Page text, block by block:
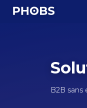
Homepage
B2B sans